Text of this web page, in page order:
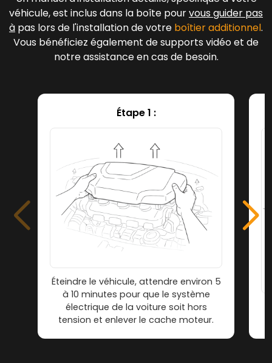
véhicule, est inclus dans la boîte pourvous guider pas
à pas lors de l'installation de votre boîtier additionnel.
Vous bénéficiez également de supports vidéo et de
notre assistance en cas de besoin.
Étape 1 :
Éteindre le véhicule, attendre environ 5
à 10 minutes pour que le système
électrique de la voiture soit hors
tension et enlever le cache moteur.